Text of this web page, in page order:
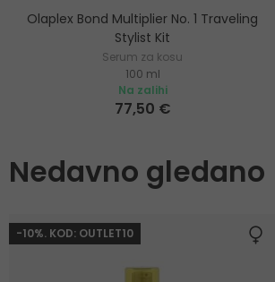
Olaplex Bond Multiplier No. 1 Traveling
Stylist Kit
Serum za kosu
100 ml
Na zalihi
77,50 €
Nedavno gledano
-10%. KOD: OUTLET10